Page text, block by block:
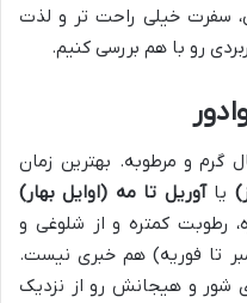
سفرت خیلی راحت تر و لذت
رو با هم بررسی کنیم.
گرم و مرطوبه. بهترین زمان
یاآوریل تا مه (اوایل بهار)
رطوبت کمتره و از شلوغی و
تا فوریه) هم خبری نیست.
شور و هیجانش رو از نزدیک